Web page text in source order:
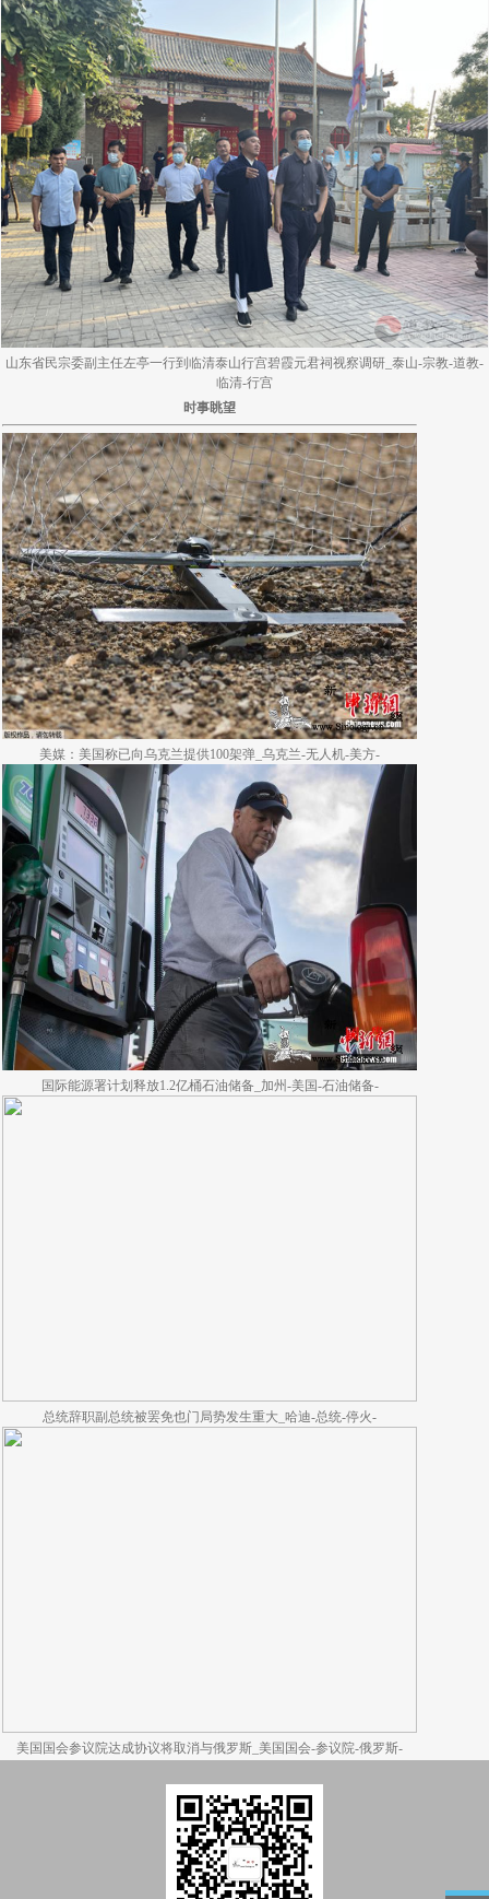
山东省民宗委副主任左亭一行到临清泰山行宫碧霞元君祠视察调研_泰山-宗教-道教-
临清-行宫
时事眺望
美媒：美国称已向乌克兰提供100架弹_乌克兰-无人机-美方-
国际能源署计划释放1.2亿桶石油储备_加州-美国-石油储备-
总统辞职副总统被罢免也门局势发生重大_哈迪-总统-停火-
美国国会参议院达成协议将取消与俄罗斯_美国国会-参议院-俄罗斯-